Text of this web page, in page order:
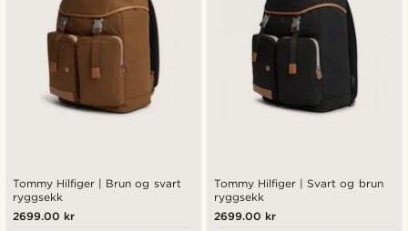
Tommy Hilfiger | Brun og svart
ryggsekk
2699.00 kr
Tommy Hilfiger | Svart og brun
ryggsekk
2699.00 kr